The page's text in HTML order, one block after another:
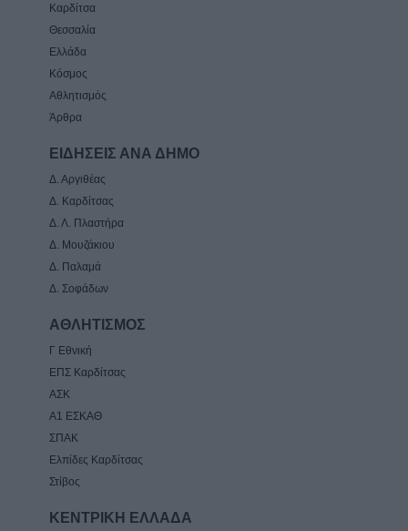
Καρδίτσα
Θεσσαλία
Ελλάδα
Κόσμος
Αθλητισμός
Άρθρα
ΕΙΔΗΣΕΙΣ ΑΝΑ ΔΗΜΟ
Δ. Αργιθέας
Δ. Καρδίτσας
Δ. Λ. Πλαστήρα
Δ. Μουζάκιου
Δ. Παλαμά
Δ. Σοφάδων
ΑΘΛΗΤΙΣΜΟΣ
Γ Εθνική
ΕΠΣ Καρδίτσας
ΑΣΚ
Α1 ΕΣΚΑΘ
ΣΠΑΚ
Ελπίδες Καρδίτσας
Στίβος
ΚΕΝΤΡΙΚΗ ΕΛΛΑΔΑ